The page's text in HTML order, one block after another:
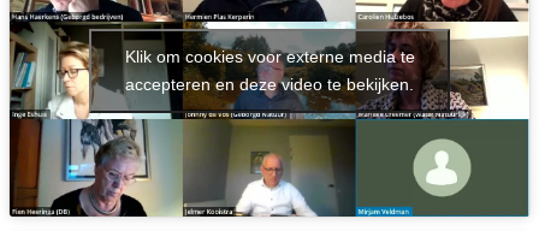
Klik om cookies voor externe media te
accepteren en deze video te bekijken.